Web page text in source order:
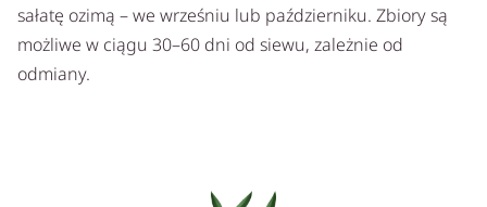
sałatę ozimą – we wrześniu lub październiku. Zbiory są
możliwe w ciągu 30–60 dni od siewu, zależnie od
odmiany.